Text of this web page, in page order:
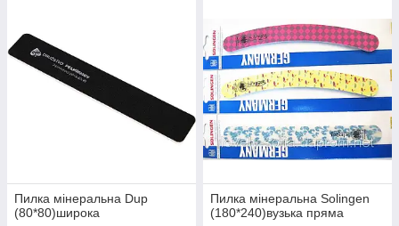
Пилка мінеральна Dup
(80*80)широка
Пилка мінеральна Solingen
(180*240)вузька пряма